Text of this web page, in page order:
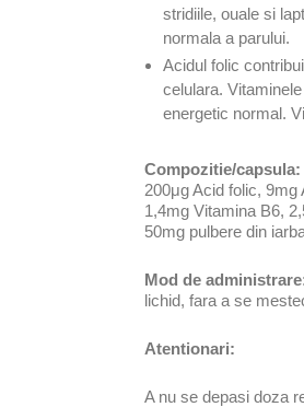
stridiile, ouale si
normala a parului.
Acidul folic
celulara.
energetic normal.
Compozitie/capsula:
200μg Acid folic,
1,4mg Vitamina B6,
50mg pulbere din
Mod de
lichid, fara a se
Atentionari:
A nu se depasi doza